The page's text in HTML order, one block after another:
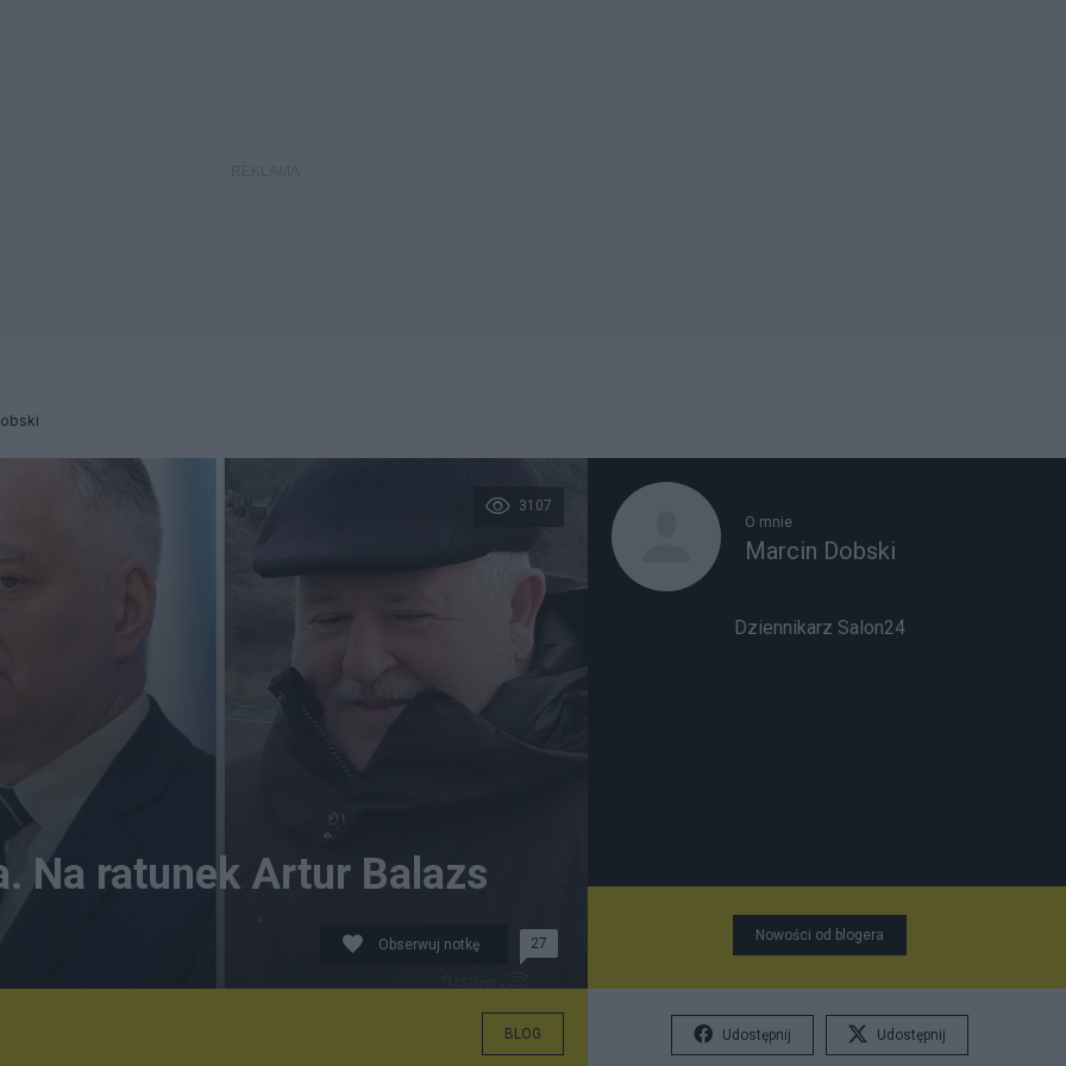
3107
Na ratunek Artur Balazs
Obserwuj notkę 27
BLOG
O mnie
Marcin Dobski
Dziennikarz Salon24
Nowości od blogera
Udostępnij Udostępnij